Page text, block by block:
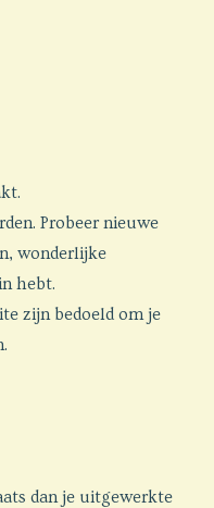
Probeer nieuwe
wonderlijke
hebt.
zijn bedoeld om je
dan je uitgewerkte